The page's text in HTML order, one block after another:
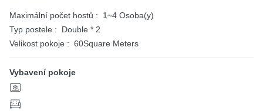
Maximální počet hostů :
1~4 Osoba(y)
Typ postele :
Double * 2
Velikost pokoje : 60Square Meters
Vybavení pokoje